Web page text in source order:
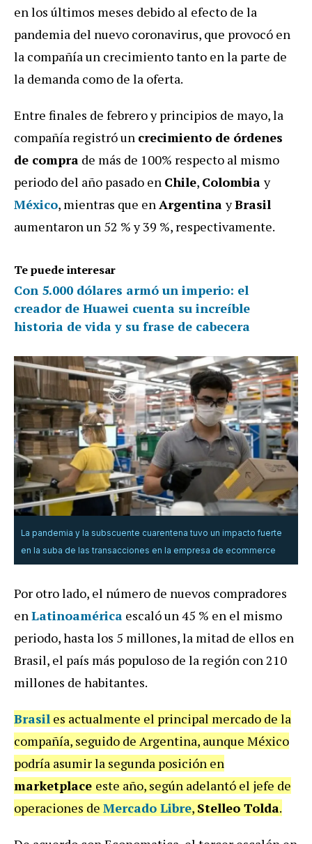
en los últimos meses debido al efecto de la
pandemia del nuevo coronavirus, que provocó en
la compañía un crecimiento tanto en la parte de
la demanda como de la oferta.
Entre finales de febrero y principios de mayo, la
compañía registró un crecimiento de órdenes
de compra de más de 100% respecto al mismo
periodo del año pasado en Chile, Colombiay
México, mientras que enArgentinayBrasil
aumentaron un 52 % y 39 %, respectivamente.
Te puede interesar
Con 5.000 dólares armó un imperio: el
creador de Huawei cuenta su increíble
historia de vida y su frase de cabecera
La pandemia y la subscuente cuarentena tuvo un impacto fuerte
en la suba de las transacciones en la empresa de ecommerce
Por otro lado, el número de nuevos compradores
enLatinoamérica escaló un 45 % en el mismo
periodo, hasta los 5 millones, la mitad de ellos en
Brasil, el país más populoso de la región con 210
millones de habitantes.
Brasil es actualmente el principal mercado de la
compañía, seguido de Argentina, aunque México
podría asumir la segunda posición en
marketplace este año, según adelantó el jefe de
operaciones de Mercado Libre, Stelleo Tolda.